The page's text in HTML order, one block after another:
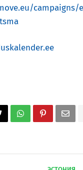
campaigns/